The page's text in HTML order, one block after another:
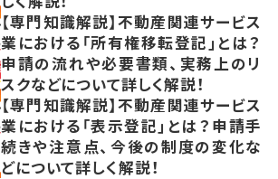
【専門知識解説】不動産関連サービス
業における「所有権移転登記」とは？
申請の流れや必要書類、実務上のリ
スクなどについて詳しく解説！
【専門知識解説】不動産関連サービス
業における「表示登記」とは？申請手
続きや注意点、今後の制度の変化な
どについて詳しく解説！